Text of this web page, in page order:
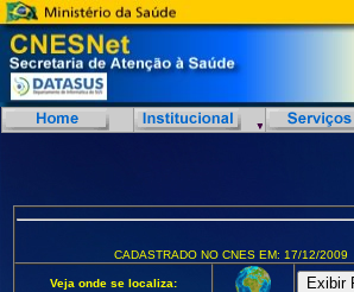
CADASTRADO NO CNES EM: 17/12/2009
Veja onde se localiza: